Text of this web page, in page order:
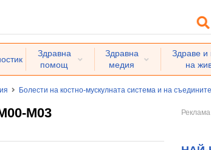
Здравна
помощ
Здравна
медия
Здраве и
на
Болести на костно-мускулната система и на
M03